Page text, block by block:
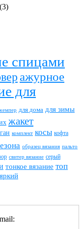
(3)
спицами
ажурное
для
для дома для зимы
жакет
комплект косы кофта
образец вязания пальто
свитер вязание серый
тонкое вязание топ
яркий